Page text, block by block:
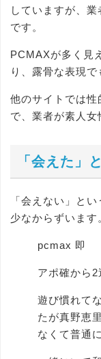
していますが、
です。
PCMAXが多く見
り、露骨な表現で
他のサイトでは
で、業者が素人女
「会えた」
「会えない」と
少なからずいます
pcmax 即
アポ確から
遊び慣れて
たが真野恵
なくて普通